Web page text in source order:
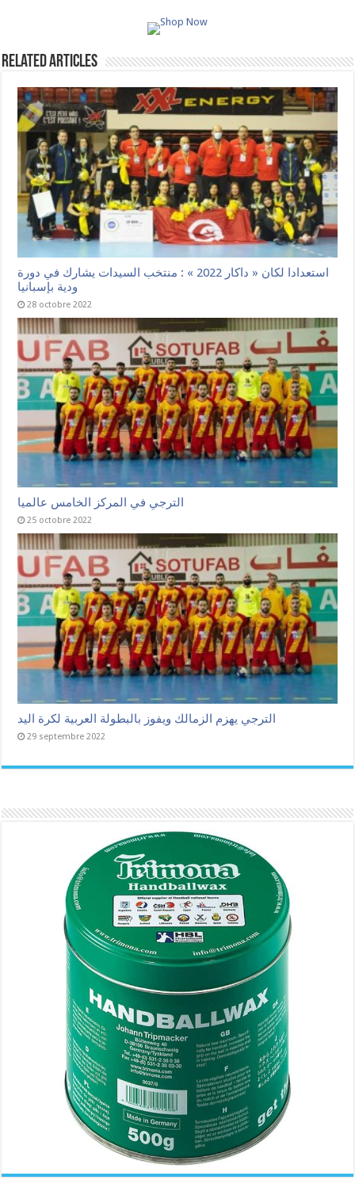
Related Articles
استعدادا لكان « داكار 2022 » : منتخب السيدات يشارك في دورة
ودية بإسبانيا
28 octobre 2022
الترجي في المركز الخامس عالميا
25 octobre 2022
الترجي يهزم الزمالك ويفوز بالبطولة العربية لكرة اليد
29 septembre 2022